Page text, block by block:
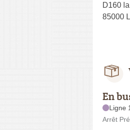
D160
85000
En
Ligne
Arrêt